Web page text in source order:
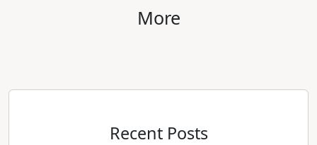
More
Recent Posts